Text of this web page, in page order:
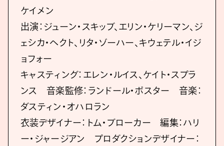
ケイメン
出演：ジューン・スキッブ、エリン・ケリーマン、ジ
ェシカ・ヘクト、リタ・ゾーハー、キウェテル・イジ
ョフォー
キャスティング：エレン・ルイス、ケイト・スプラ
ンス 音楽監修：ランドール・ポスター 音楽：
ダスティン・オハロラン
衣装デザイナー：トム・ブローカー 編集：ハリ
ー・ジャージアン プロダクションデザイナー：